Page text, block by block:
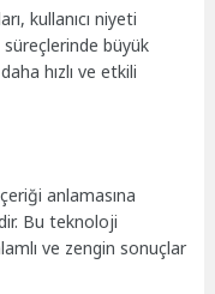
kullanıcı niyeti
büyük
hızlı ve etkili
anlamasına
Bu teknoloji
ve zengin sonuçlar